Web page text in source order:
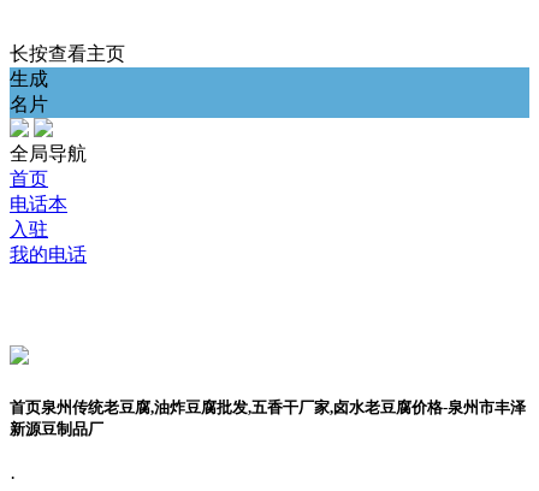
长按查看主页
生成
名片
全局导航
首页
电话本
入驻
我的电话
首页泉州传统老豆腐,油炸豆腐批发,五香干厂家,卤水老豆腐价格-泉州市丰泽
新源豆制品厂
·